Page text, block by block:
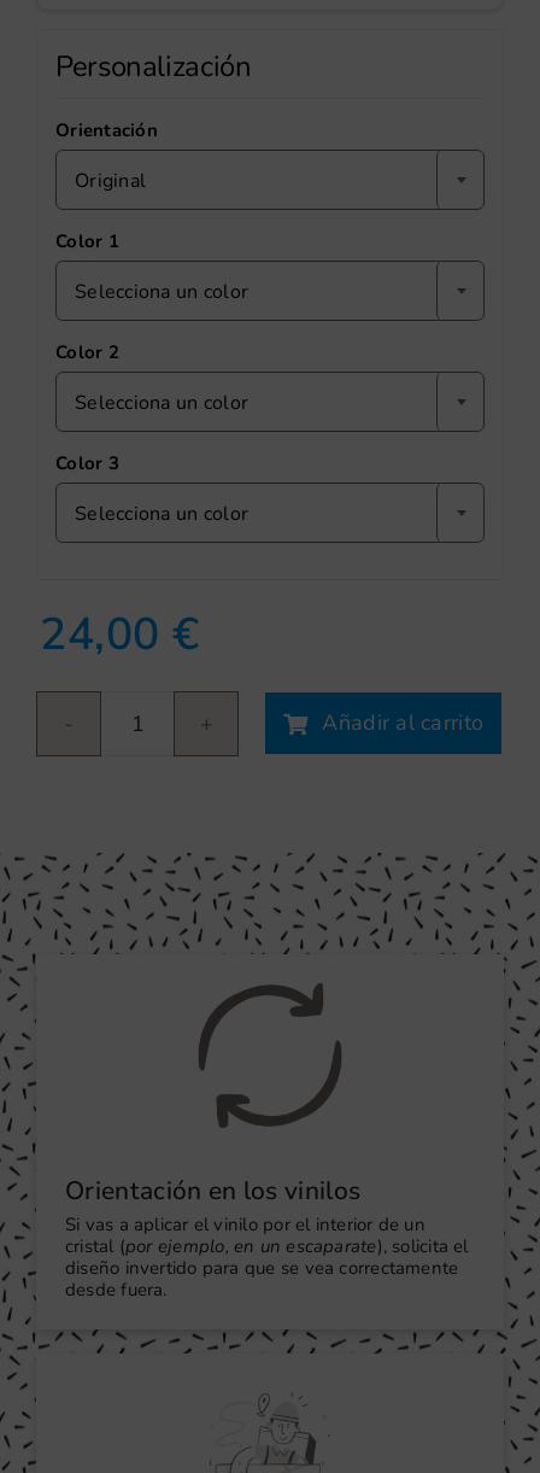
Personalización
Orientación
Original
Color 1
Selecciona un color
Color 2
Selecciona un color
Color 3
Selecciona un color
24,00€
Boom
cantidad
Añadir al carrito
Orientación en los vinilos
Si vas a aplicar el vinilo por el interior de un
cristal (por ejemplo, en un escaparate), solicita el
diseño invertido para que se vea correctamente
desde fuera.